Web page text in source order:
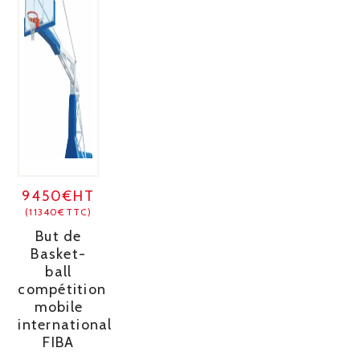
9450€HT
(11340€TTC)
But de
Basket-
ball
compétition
mobile
international
FIBA